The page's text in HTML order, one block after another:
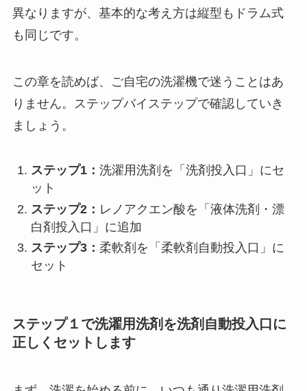
異なりますが、基本的な考え方は縦型もドラム式
も同じです。
この章を読めば、ご自宅の洗濯機で迷うことはあ
りません。ステップバイステップで確認していき
ましょう。
ステップ1： 洗濯用洗剤を「洗剤投入口」にセ
ット
ステップ2： レノアクエン酸を「液体洗剤・漂
白剤投入口」に追加
ステップ3： 柔軟剤を「柔軟剤自動投入口」に
セット
ステップ１で洗濯用洗剤を洗剤自動投入口に
正しくセットします